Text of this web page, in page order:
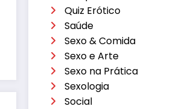
Quiz Erótico
Saúde
Sexo & Comida
Sexo e Arte
Sexo na Prática
Sexologia
Social